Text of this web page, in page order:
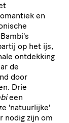
en
op het ijs,
ontdekking
de
door
Drie
een
'natuurlijke'
nodig zijn om